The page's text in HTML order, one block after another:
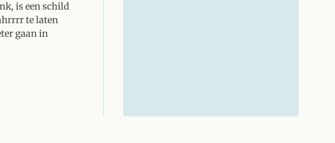
is een schild
te laten
gaan in